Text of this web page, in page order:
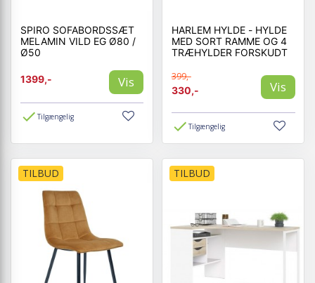
SPIRO SOFABORDSSÆT
MELAMIN VILD EG Ø80 /
Ø50
1399,- Vis
Tilgængelig
HARLEM HYLDE - HYLDE
MED SORT RAMME OG 4
TRÆHYLDER FORSKUDT
399,-
330,-
Vis
Tilgængelig
TILBUD TILBUD